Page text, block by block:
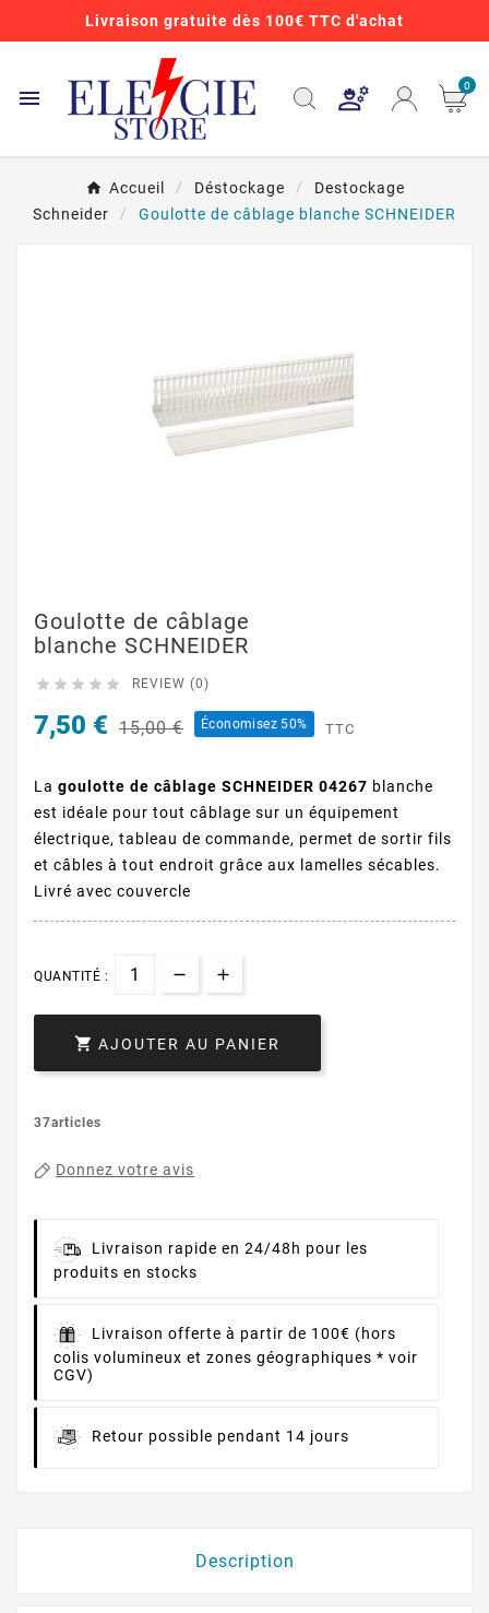
Livraison gratuite dès 100€ TTC d'achat
 0
Accueil Déstockage
Destockage
Schneider
Goulotte de câblage blanche SCHNEIDER
Goulotte de câblage
blanche SCHNEIDER
     REVIEW (0)
7,50 € 15,00 € Économisez 50% TTC
La goulotte de câblage SCHNEIDER 04267 blanche
est idéale pour tout câblage sur un équipement
électrique, tableau de commande, permet de sortir fils
et câbles à tout endroit grâce aux lamelles sécables.
Livré avec couvercle
QUANTITÉ :
 AJOUTER AU PANIER
37articles
Donnez votre avis
Livraison rapide en 24/48h pour les
produits en stocks
Livraison offerte à partir de 100€ (hors
colis volumineux et zones géographiques * voir
CGV)
Retour possible pendant 14 jours
Description